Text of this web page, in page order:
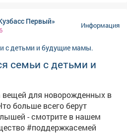
свободы! Не
и не распространяй
тем как поставить лайк,
сообщение, задумайся
в сети или в жизни,
и сообщи: ▫Горячая
- НЕТ!»: resurs-center.ru/hotline.
Первый» Информация
семьи с детьми и
вещей для новорожденных в
- смотрите в нашем
#общество #поддержкасемей